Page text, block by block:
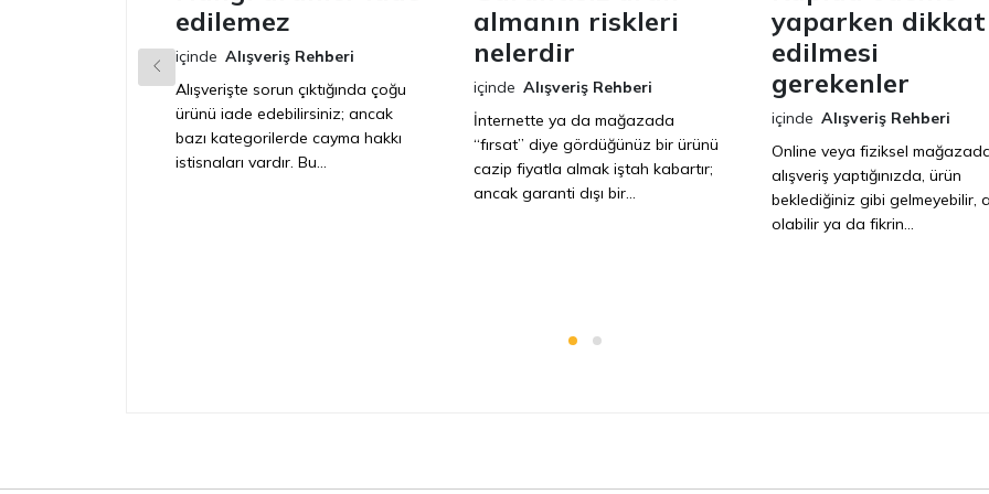
edilemez
içinde Alışveriş Rehberi
Alışverişte sorun çıktığında çoğu
ürünü iade edebilirsiniz; ancak
bazı kategorilerde cayma hakkı
istisnaları vardır. Bu...
almanın riskleri
nelerdir
içinde Alışveriş Rehberi
İnternette ya da mağazada
“fırsat” diye gördüğünüz bir ürünü
cazip fiyatla almak iştah kabartır;
ancak garanti dışı bir...
yaparken dikkat
edilmesi
gerekenler
içinde Alışveriş Rehberi
Online veya fiziksel
alışveriş yaptığınızda, ürün
beklediğiniz gibi gelmeyebilir,
olabilir ya da fikrin...